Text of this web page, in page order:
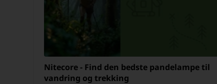
Nitecore - Find den bedste pandelampe til
vandring og trekking